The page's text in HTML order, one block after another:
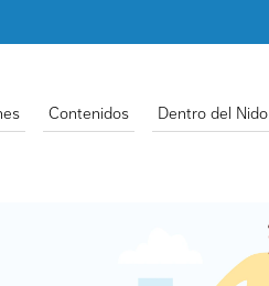
Contenidos Dentro del Nido